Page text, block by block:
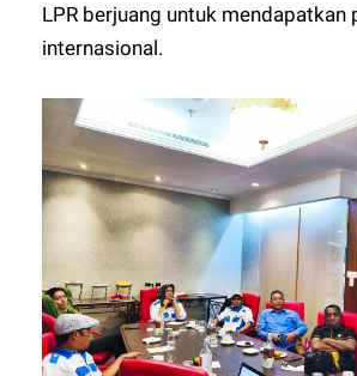
LPR berjuang untuk mendapatkan
internasional.